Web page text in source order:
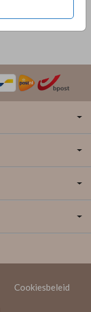
Cookiesbeleid